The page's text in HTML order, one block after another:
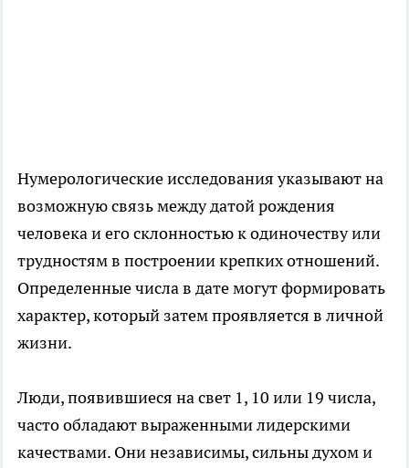
Нумерологические исследования указывают на
возможную связь между датой рождения
человека и его склонностью к одиночеству или
трудностям в построении крепких отношений.
Определенные числа в дате могут формировать
характер, который затем проявляется в личной
жизни.
Люди, появившиеся на свет 1, 10 или 19 числа,
часто обладают выраженными лидерскими
качествами. Они независимы, сильны духом и